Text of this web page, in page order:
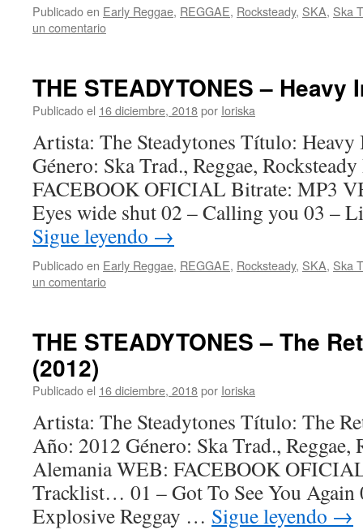
Publicado en Early Reggae, REGGAE, Rocksteady, SKA, Ska
un comentario
THE STEADYTONES – Heavy
Publicado el 16 diciembre, 2018por Ioriska
Artista: The Steadytones Título:
Género: Ska Trad., Reggae,
FACEBOOK OFICIAL Bitrate: MP3
Eyes wide shut 02 – Calling you 03 –
Sigue leyendo →
Publicado en Early Reggae, REGGAE, Rocksteady, SKA, Ska
un comentario
THE STEADYTONES – The
(2012)
Publicado el 16 diciembre, 2018por Ioriska
Artista: The Steadytones Título: The
Año: 2012 Género: Ska Trad., Reggae,
Alemania WEB: FACEBOOK
Tracklist… 01 – Got To See You Again
Explosive Reggay … Sigue leyendo →